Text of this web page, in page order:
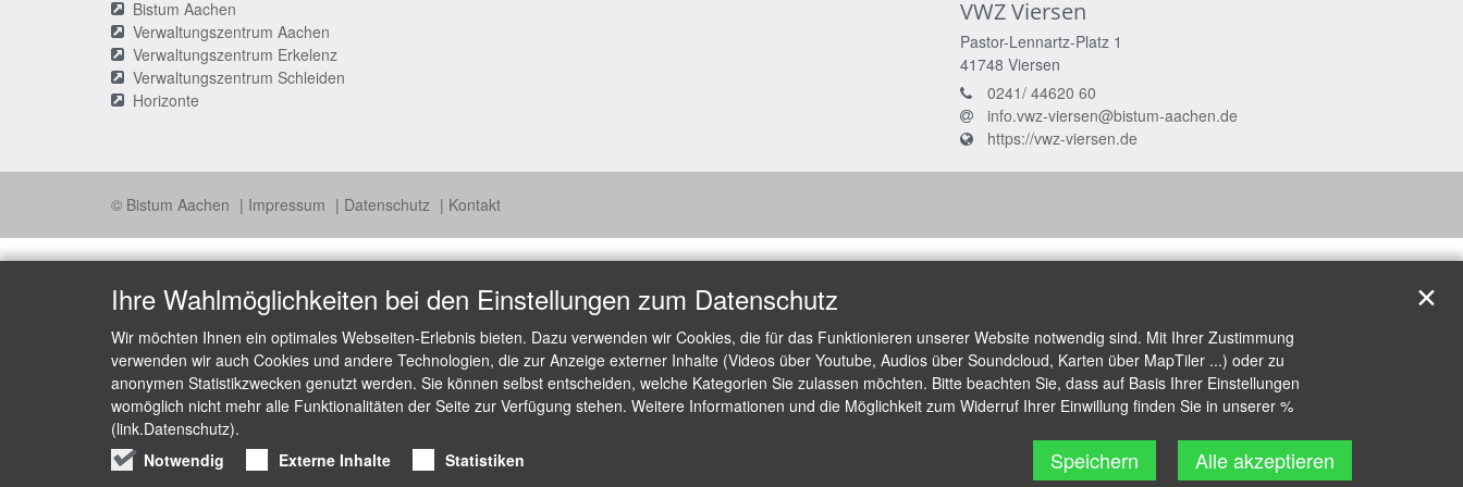
Bistum Aachen
Verwaltungszentrum Aachen
Verwaltungszentrum Erkelenz
Verwaltungszentrum Schleiden
Horizonte
VWZ Viersen
Pastor-Lennartz-Platz 1
41748 Viersen
0241/ 44620 60
info.vwz-viersen@bistum-aachen.de
https://vwz-viersen.de
© Bistum Aachen Impressum Datenschutz Kontakt
Ihre Wahlmöglichkeiten bei den Einstellungen zum Datenschutz
Wir möchten Ihnen ein optimales Webseiten-Erlebnis bieten. Dazu verwenden wir Cookies, die für das Funktionieren unserer Website notwendig sind. Mit Ihrer Zustimmung
verwenden wir auch Cookies und andere Technologien, die zur Anzeige externer Inhalte (Videos über Youtube, Audios über Soundcloud, Karten über MapTiler ...) oder zu
anonymen Statistikzwecken genutzt werden. Sie können selbst entscheiden, welche Kategorien Sie zulassen möchten. Bitte beachten Sie, dass auf Basis Ihrer Einstellungen
womöglich nicht mehr alle Funktionalitäten der Seite zur Verfügung stehen. Weitere Informationen und die Möglichkeit zum Widerruf Ihrer Einwillung finden Sie in unserer %
(link.Datenschutz).
Notwendig
Externe Inhalte Statistiken Speichern Alle akzeptieren
✕